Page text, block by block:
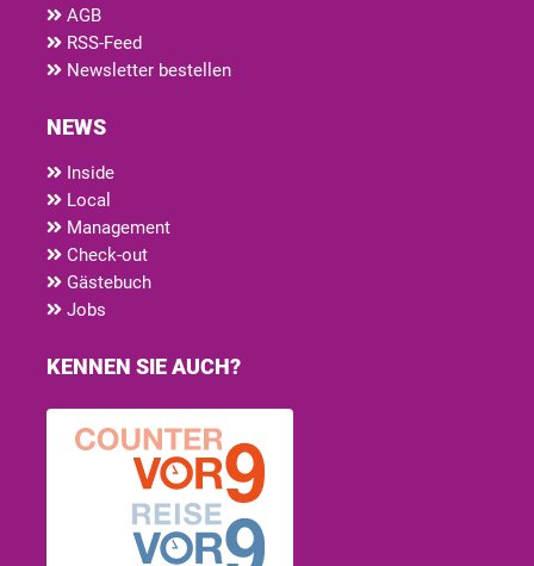
AGB
RSS-Feed
Newsletter bestellen
NEWS
Inside
Local
Management
Check-out
Gästebuch
Jobs
KENNEN SIE AUCH?